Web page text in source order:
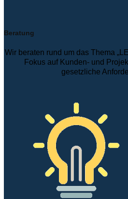
Beratung
Wir beraten rund um das Thema
Fokus auf Kunden- und
gesetzliche